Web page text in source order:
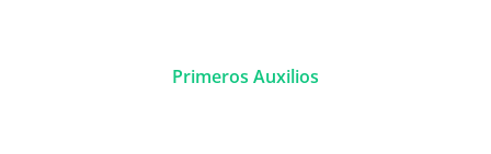
Primeros Auxilios